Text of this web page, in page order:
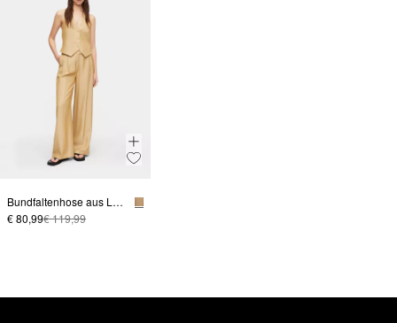
Bundfaltenhose aus Leinenmix
€ 80,99€ 119,99